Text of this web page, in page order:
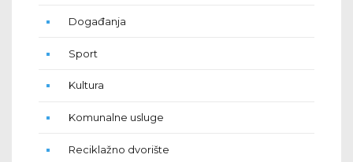
Događanja
Sport
Kultura
Komunalne usluge
Reciklažno dvorište